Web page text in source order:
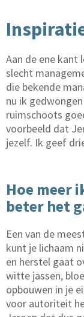
Aan de ene kant
slecht
die bekende
nu ik
ruimschoots
voorbeeld dat
jezelf. Ik geef
Hoe meer
beter het
Een van de
kunt je lichaam
en herstel gaat
witte jassen,
opbouwen in je
voor autoriteit